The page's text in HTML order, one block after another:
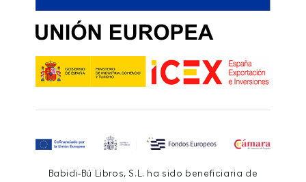
Babidi-Bú Libros, S.L. ha sido beneficiaria de